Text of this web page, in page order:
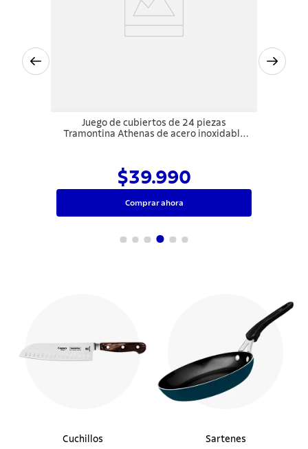
Juego de cubiertos de 24 piezas
Tramontina Athenas de acero inoxidable
$39.990
Comprar ahora
Cuchillos Sartenes